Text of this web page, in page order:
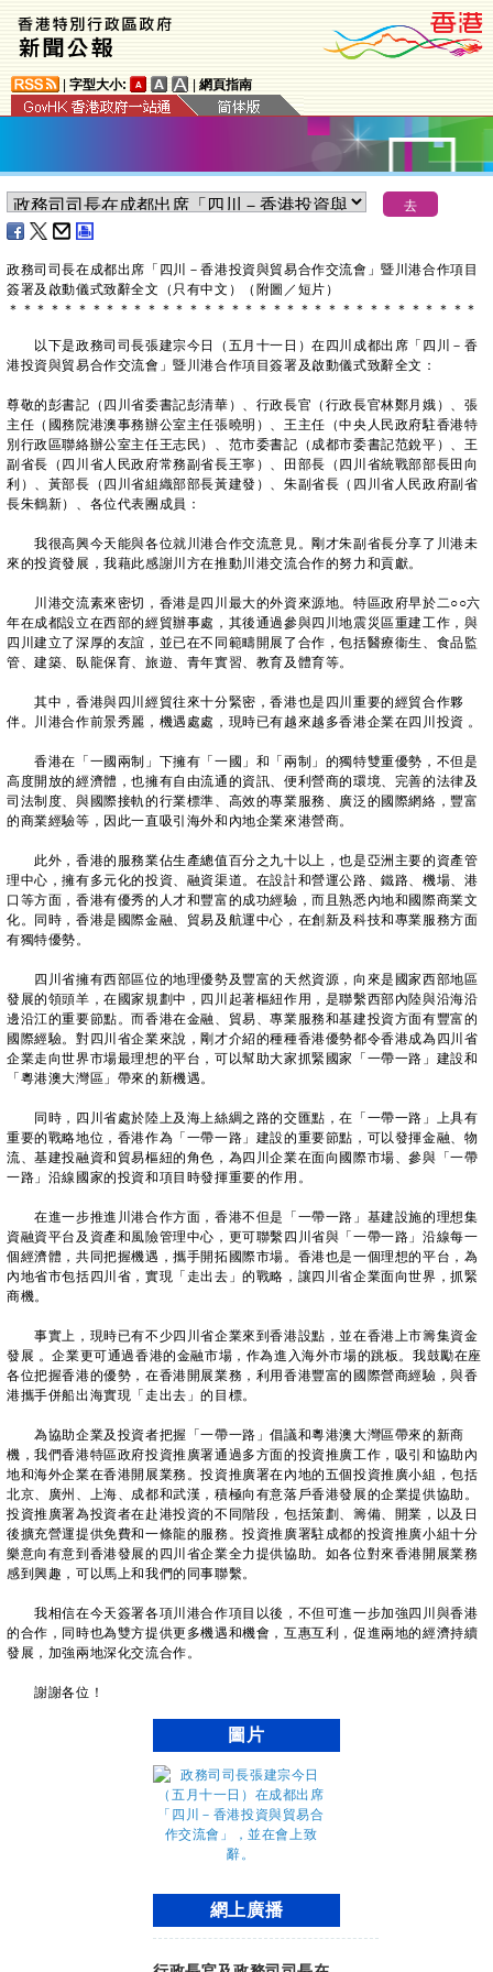
字型大小: 網頁指南
政務司司長在成都出席「四川－香港投資與貿易合作交流會」暨川港合作項目
簽署及啟動儀式致辭全文（只有中文）（附圖／短片）
＊ ＊ ＊ ＊ ＊ ＊ ＊ ＊ ＊ ＊ ＊ ＊ ＊ ＊ ＊ ＊ ＊ ＊ ＊ ＊ ＊ ＊ ＊ ＊ ＊ ＊ ＊ ＊ ＊ ＊ ＊ ＊ ＊ ＊
以下是政務司司長張建宗今日（五月十一日）在四川成都出席「四川－香
港投資與貿易合作交流會」暨川港合作項目簽署及啟動儀式致辭全文：
尊敬的彭書記（四川省委書記彭清華）、行政長官（行政長官林鄭月娥）、張
主任（國務院港澳事務辦公室主任張曉明）、王主任（中央人民政府駐香港特
別行政區聯絡辦公室主任王志民）、范市委書記（成都市委書記范銳平）、王
副省長（四川省人民政府常務副省長王寧）、田部長（四川省統戰部部長田向
利）、黃部長（四川省組織部部長黃建發）、朱副省長（四川省人民政府副省
長朱鶴新）、各位代表團成員：
我很高興今天能與各位就川港合作交流意見。剛才朱副省長分享了川港未
來的投資發展，我藉此感謝川方在推動川港交流合作的努力和貢獻。
川港交流素來密切，香港是四川最大的外資來源地。特區政府早於二○○六
年在成都設立在西部的經貿辦事處，其後通過參與四川地震災區重建工作，與
四川建立了深厚的友誼，並已在不同範疇開展了合作，包括醫療衞生、食品監
管、建築、臥龍保育、旅遊、青年實習、教育及體育等。
其中，香港與四川經貿往來十分緊密，香港也是四川重要的經貿合作夥
伴。川港合作前景秀麗，機遇處處，現時已有越來越多香港企業在四川投資 。
香港在「一國兩制」下擁有「一國」和「兩制」的獨特雙重優勢，不但是
高度開放的經濟體，也擁有自由流通的資訊、便利營商的環境、完善的法律及
司法制度、與國際接軌的行業標準、高效的專業服務、廣泛的國際網絡，豐富
的商業經驗等，因此一直吸引海外和內地企業來港營商。
此外，香港的服務業佔生產總值百分之九十以上，也是亞洲主要的資產管
理中心，擁有多元化的投資、融資渠道。在設計和營運公路、鐵路、機場、港
口等方面，香港有優秀的人才和豐富的成功經驗，而且熟悉內地和國際商業文
化。同時，香港是國際金融、貿易及航運中心，在創新及科技和專業服務方面
有獨特優勢。
四川省擁有西部區位的地理優勢及豐富的天然資源，向來是國家西部地區
發展的領頭羊，在國家規劃中，四川起著樞紐作用，是聯繫西部內陸與沿海沿
邊沿江的重要節點。而香港在金融、貿易、專業服務和基建投資方面有豐富的
國際經驗。對四川省企業來說，剛才介紹的種種香港優勢都令香港成為四川省
企業走向世界市場最理想的平台，可以幫助大家抓緊國家「一帶一路」建設和
「粵港澳大灣區」帶來的新機遇。
同時，四川省處於陸上及海上絲綢之路的交匯點，在「一帶一路」上具有
重要的戰略地位，香港作為「一帶一路」建設的重要節點，可以發揮金融、物
流、基建投融資和貿易樞紐的角色，為四川企業在面向國際市場、參與「一帶
一路」沿線國家的投資和項目時發揮重要的作用。
在進一步推進川港合作方面，香港不但是「一帶一路」基建設施的理想集
資融資平台及資產和風險管理中心，更可聯繫四川省與「一帶一路」沿線每一
個經濟體，共同把握機遇，攜手開拓國際市場。香港也是一個理想的平台，為
內地省市包括四川省，實現「走出去」的戰略，讓四川省企業面向世界，抓緊
商機。
事實上，現時已有不少四川省企業來到香港設點，並在香港上市籌集資金
發展 。企業更可通過香港的金融市場，作為進入海外市場的跳板。我鼓勵在座
各位把握香港的優勢，在香港開展業務，利用香港豐富的國際營商經驗，與香
港攜手併船出海實現「走出去」的目標。
為協助企業及投資者把握「一帶一路」倡議和粵港澳大灣區帶來的新商
機，我們香港特區政府投資推廣署通過多方面的投資推廣工作，吸引和協助內
地和海外企業在香港開展業務。投資推廣署在內地的五個投資推廣小組，包括
北京、廣州、上海、成都和武漢，積極向有意落戶香港發展的企業提供協助。
投資推廣署為投資者在赴港投資的不同階段，包括策劃、籌備、開業，以及日
後擴充營運提供免費和一條龍的服務。投資推廣署駐成都的投資推廣小組十分
樂意向有意到香港發展的四川省企業全力提供協助。如各位對來香港開展業務
感到興趣，可以馬上和我們的同事聯繫。
我相信在今天簽署各項川港合作項目以後，不但可進一步加強四川與香港
的合作，同時也為雙方提供更多機遇和機會，互惠互利，促進兩地的經濟持續
發展，加強兩地深化交流合作。
謝謝各位！
圖片
網上廣播